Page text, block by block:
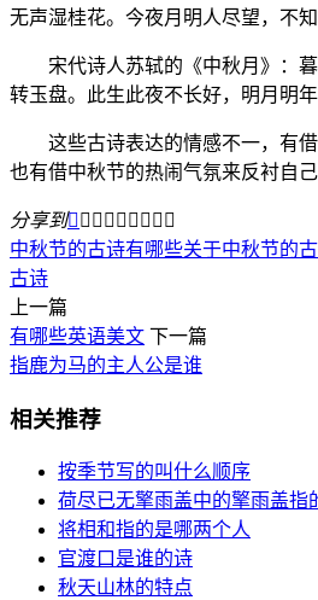
无声湿桂花。今夜月明人尽望，不知
宋代诗人苏轼的《中秋月》：暮
转玉盘。此生此夜不长好，明月明年
这些古诗表达的情感不一，有借
也有借中秋节的热闹气氛来反衬自己
分享到        
中秋节的古诗有哪些关于中秋节的
古诗
上一篇
有哪些英语美文 下一篇
指鹿为马的主人公是谁
相关推荐
按季节写的叫什么顺序
荷尽已无擎雨盖中的擎雨盖指
将相和指的是哪两个人
官渡口是谁的诗
秋天山林的特点